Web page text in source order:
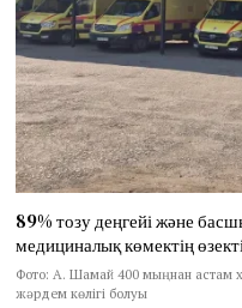
89% тозу деңгейі және
медициналық көмектің
Фото: А. Шамай 400 мыңнан астам
жәрдем көлігі болуы